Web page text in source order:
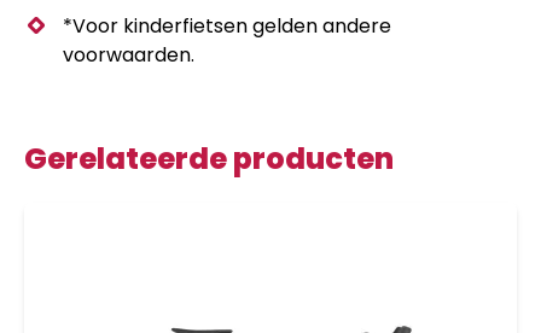
*Voor kinderfietsen gelden andere
voorwaarden.
Gerelateerde producten